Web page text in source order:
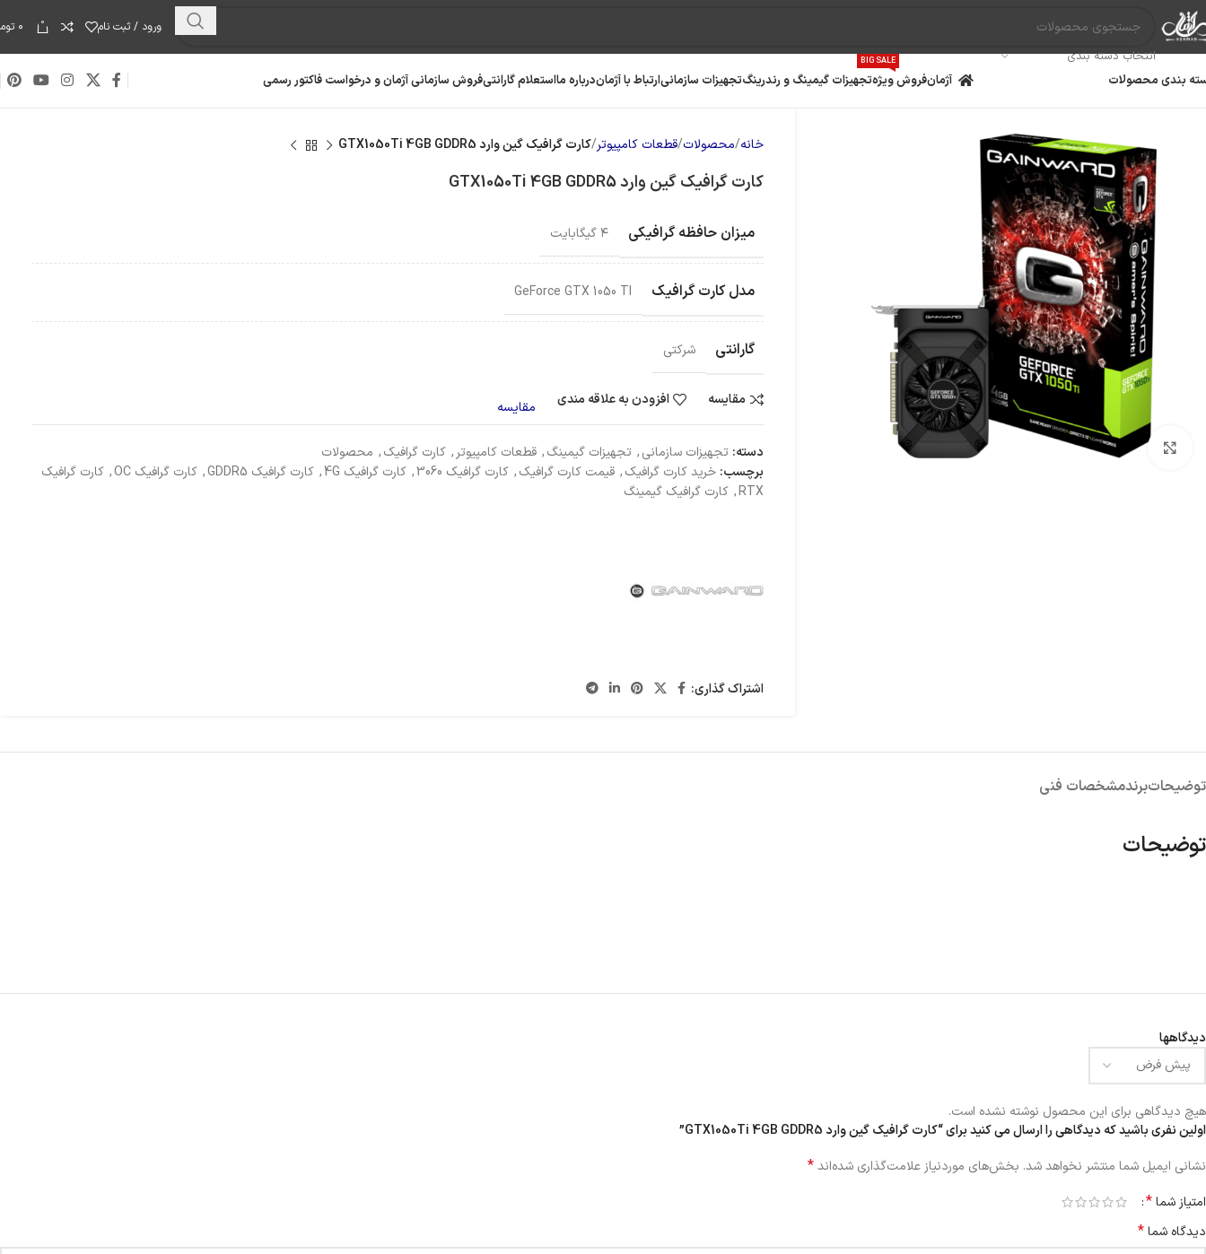
انتخاب دسته بندی
ورود / ثبت نام 0 ۰
بندی محصولات
پردازنده
کیس مانیتور
هارد اکسترنال
آژمانفروش ویژه
BIG SALE
تجهیزات گیمینگ و رندرینگتجهیزات سازمانیارتباط با آژماندرباره مااستعلام گارانتیفروش سازمانی آژمان و درخواست فاکتور رسمی
بزرگنمایی تصویر
خانه محصولات قطعات کامپیوتر کارت گرافیک گین وارد GTX1050Ti 4GB GDDR5
کارت گرافیک گین وارد GTX1050Ti 4GB GDDR5
میزان حافظه گرافیکی ۴ گیگابایت
مدل کارت گرافیک GeForce GTX 1050 TI
گارانتی شرکتی
مقایسه افزودن به علاقه مندی مقایسه
دسته: تجهیزات سازمانی, تجهیزات گیمینگ, قطعات کامپیوتر , کارت گرافیک, محصولات
برچسب: خرید کارت گرافیک, قیمت کارت گرافیک, کارت گرافیک 3060 , کارت گرافیک 4G , کارت گرافیک GDDR5 , کارت گرافیک OC , کارت گرافیک
RTX
, کارت گرافیک گیمینگ
اشتراک گذاری:
توضیحاتبرندمشخصات فنی
توضیحات
دیدگاهها
هیچ دیدگاهی برای این محصول نوشته نشده است.
اولین نفری باشید که دیدگاهی را ارسال می کنید برای “کارت گرافیک گین وارد GTX1050Ti 4GB GDDR5”
نشانی ایمیل شما منتشر نخواهد شد. بخش‌های موردنیاز علامت‌گذاری شده‌اند*
امتیاز شما*
دیدگاه شما*